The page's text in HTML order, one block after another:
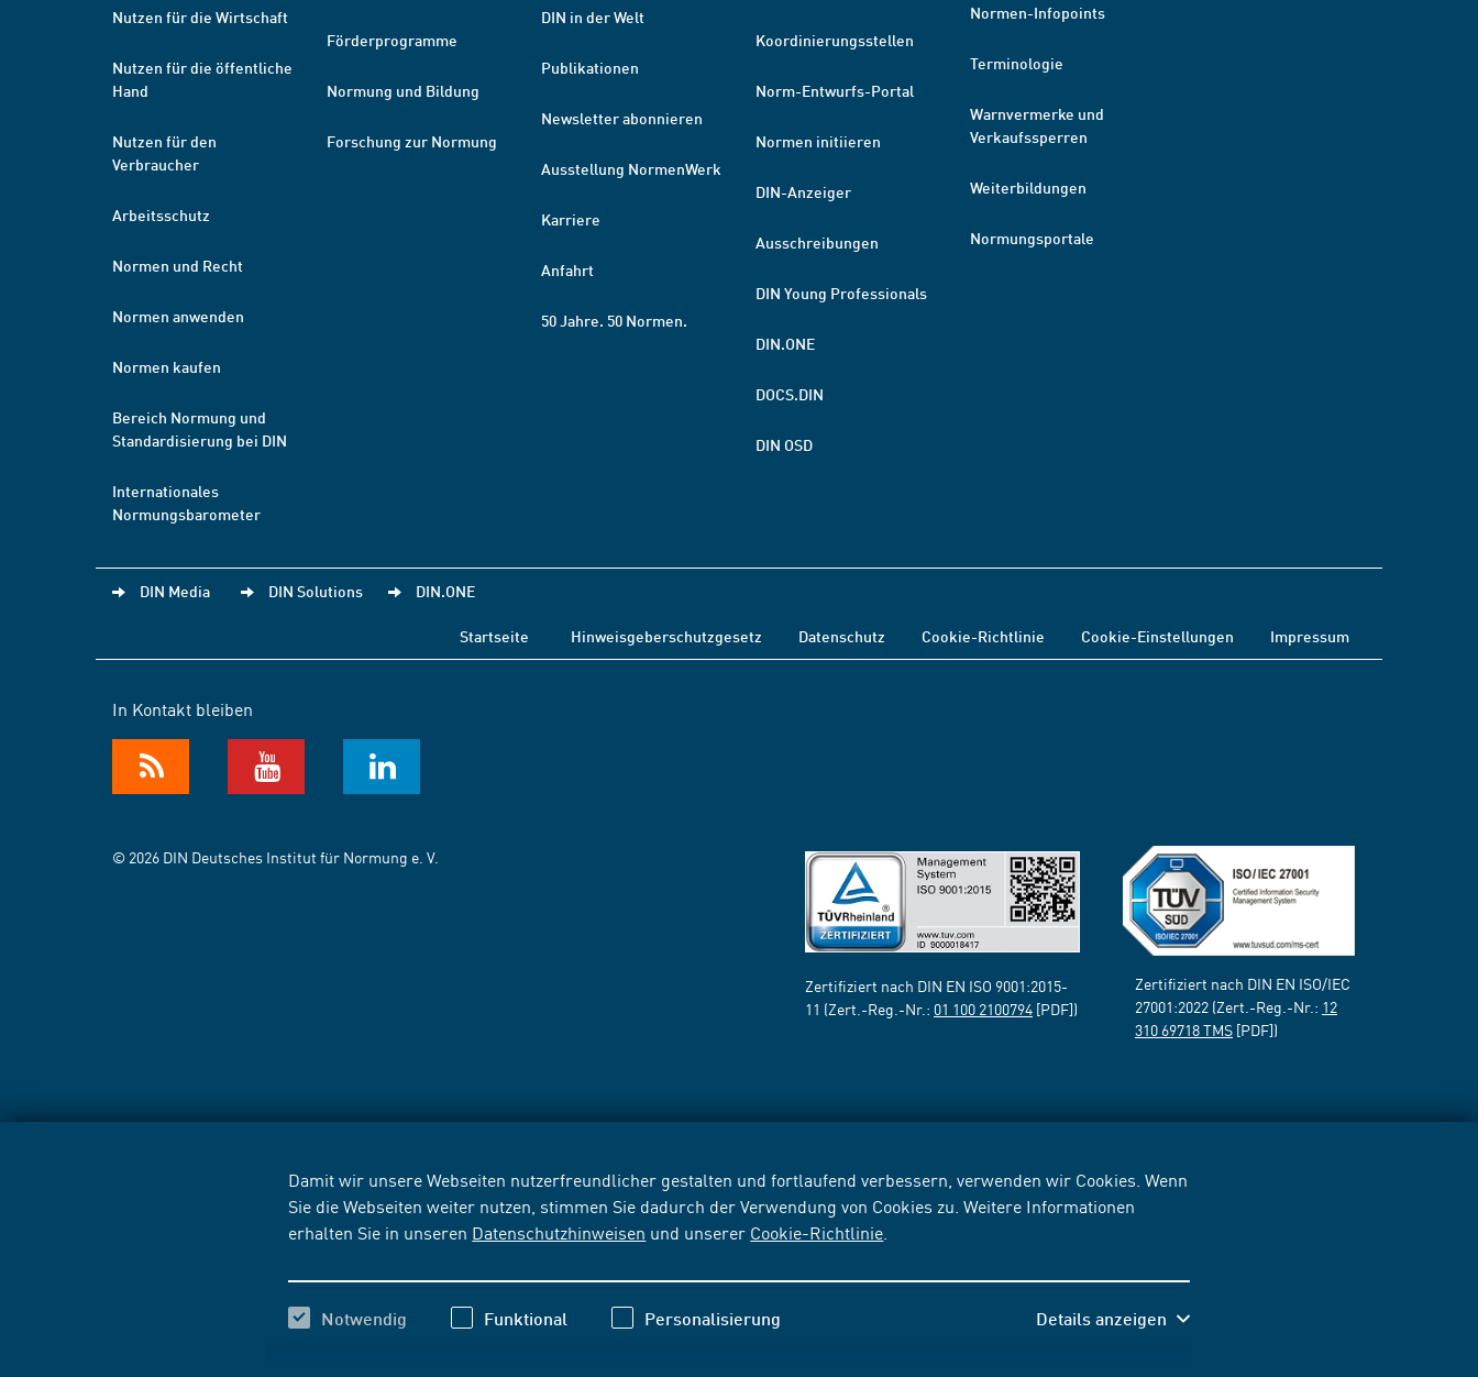
Damit wir unsere Webseiten nutzerfreundlicher gestalten und fortlaufend verbessern, verwenden wir Cookies. Wenn
Sie die Webseiten weiter nutzen, stimmen Sie dadurch der Verwendung von Cookies zu. Weitere Informationen
erhalten Sie in unseren Datenschutzhinweisen und unserer Cookie-Richtlinie
Notwendig Funktional Personalisierung Details anzeigen
Nutzen für die Wirtschaft
Nutzen für die öffentliche
Hand
Nutzen für den
Verbraucher
Arbeitsschutz
Normen und Recht
Normen anwenden
Normen kaufen
Bereich Normung und
Standardisierung bei DIN
Internationales
Normungsbarometer
Förderprogramme
Normung und Bildung
Forschung zur Normung
DIN in der Welt
Publikationen
Newsletter abonnieren
Ausstellung NormenWerk
Karriere
Anfahrt
50 Jahre. 50 Normen.
Koordinierungsstellen
Norm-Entwurfs-Portal
Normen initiieren
DIN-Anzeiger
Ausschreibungen
DIN Young Professionals
DIN.ONE
DOCS.DIN
DIN OSD
Normen-Infopoints
Terminologie
Warnvermerke und
Verkaufssperren
Weiterbildungen
Normungsportale
DIN Media DIN Solutions DIN.ONE
Startseite Hinweisgeberschutzgesetz Datenschutz Cookie-Richtlinie Cookie-Einstellungen Impressum
In Kontakt bleiben
© 2026 DIN Deutsches Institut für Normung e. V.
Zertifiziert nach DIN EN ISO 9001:2015-
11 (Zert.-Reg.-Nr.: 01 100 2100794 [PDF])
Zertifiziert nach DIN EN ISO/IEC
27001:2022 (Zert.-Reg.-Nr.: 12
310 69718 TMS [PDF])